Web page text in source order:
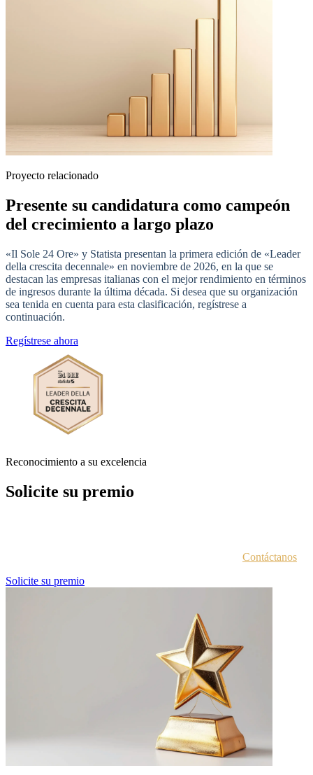
Proyecto relacionado
Presente su candidatura como campeón
del crecimiento a largo plazo
«Il Sole 24 Ore» y Statista presentan la primera edición de «Leader
della crescita decennale» en noviembre de 2026, en la que se
destacan las empresas italianas con el mejor rendimiento en términos
de ingresos durante la última década. Si desea que su organización
sea tenida en cuenta para esta clasificación, regístrese a
continuación.
Regístrese ahora
Reconocimiento a su excelencia
Solicite su premio
Contáctanos
Solicite su premio